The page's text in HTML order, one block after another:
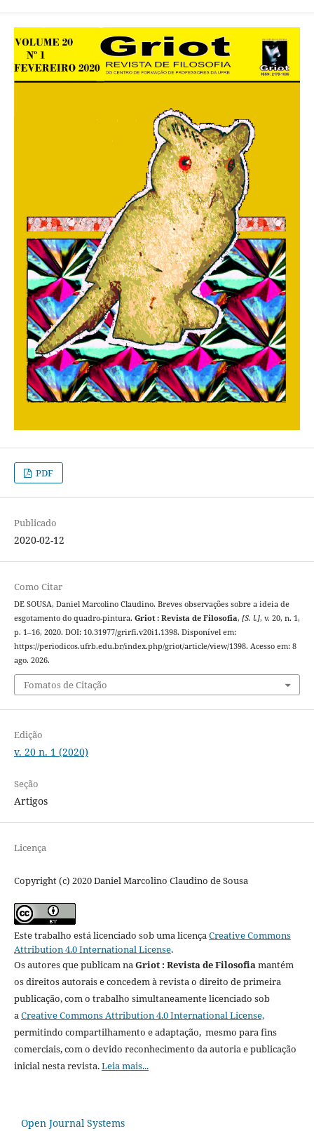
PDF
Publicado
2020-02-12
Como Citar
DE SOUSA, Daniel Marcolino Claudino. Breves observações sobre a ideia de
esgotamento do quadro-pintura. Griot : Revista de Filosofia, [S. l.], v. 20, n. 1,
p. 1–16, 2020. DOI: 10.31977/grirfi.v20i1.1398. Disponível em:
https://periodicos.ufrb.edu.br/index.php/griot/article/view/1398. Acesso em: 8
ago. 2026.
Fomatos de Citação
Edição
v. 20 n. 1 (2020)
Seção
Artigos
Licença
Copyright (c) 2020 Daniel Marcolino Claudino de Sousa
Este trabalho está licenciado sob uma licençaCreative Commons
Attribution 4.0 International License.
Os autores que publicam naGriot : Revista de Filosofiamantém
os direitos autorais e concedem à revista o direito de primeira
publicação, com o trabalho simultaneamente licenciado sob
aCreative Commons Attribution 4.0 International License,
permitindo compartilhamento e adaptação, mesmo para fins
comerciais, com o devido reconhecimento da autoria e publicação
inicial nesta revista.Leia mais...
Open Journal Systems